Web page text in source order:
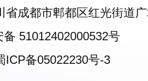
省成都市郫都区红光街道
备 51012402000532号
ICP备05022230号-3